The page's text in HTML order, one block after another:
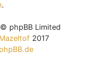
.
phpBB Limited
Mazeltof2017
phpBB.de